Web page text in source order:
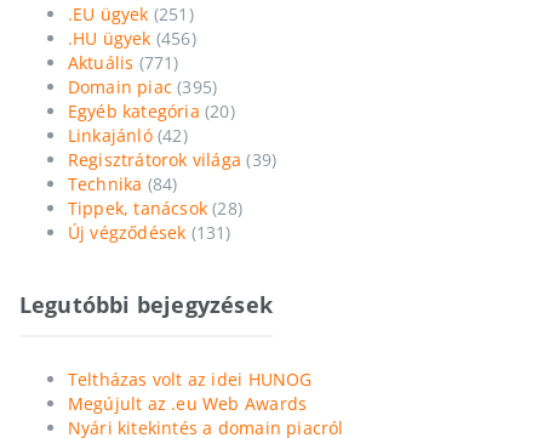
.EU ügyek (251)
.HU ügyek (456)
Aktuális (771)
Domain piac (395)
Egyéb kategória (20)
Linkajánló(42)
Regisztrátorok világa (39)
Technika (84)
Tippek, tanácsok (28)
Új végződések (131)
Legutóbbi bejegyzések
Teltházas volt az idei HUNOG
Megújult az .eu Web Awards
Nyári kitekintés a domain piacról